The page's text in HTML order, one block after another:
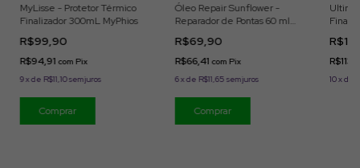
MyLisse - Protetor Térmico
Finalizador 300mL MyPhios
R$99,90
R$94,91com Pix
9xde R$11,10sem juros
Óleo Repair Sunflower -
Reparador de Pontas 60 ml
R$69,90
R$66,41com Pix
6xde R$11,65 sem juros 10xde